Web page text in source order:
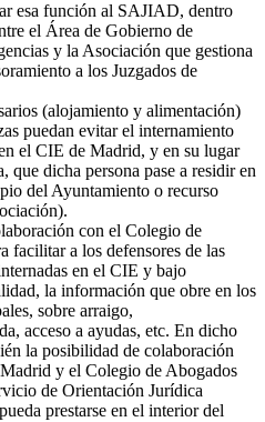
esa función al SAJIAD, dentro
el Área de Gobierno de
y la Asociación que gestiona
a los Juzgados de
(alojamiento y alimentación)
puedan evitar el internamiento
el CIE de Madrid, y en su lugar
que dicha persona pase a residir en
del Ayuntamiento o recurso
con el Colegio de
facilitar a los defensores de las
en el CIE y bajo
la información que obre en los
sobre arraigo,
acceso a ayudas, etc. En dicho
la posibilidad de colaboración
y el Colegio de Abogados
de Orientación Jurídica
prestarse en el interior del